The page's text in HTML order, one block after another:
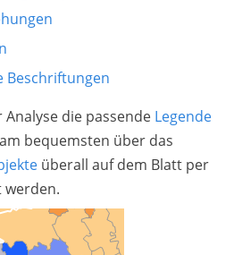
Beschriftungen
Analyse die passende Legende
bequemsten über das
überall auf dem Blatt per
werden.